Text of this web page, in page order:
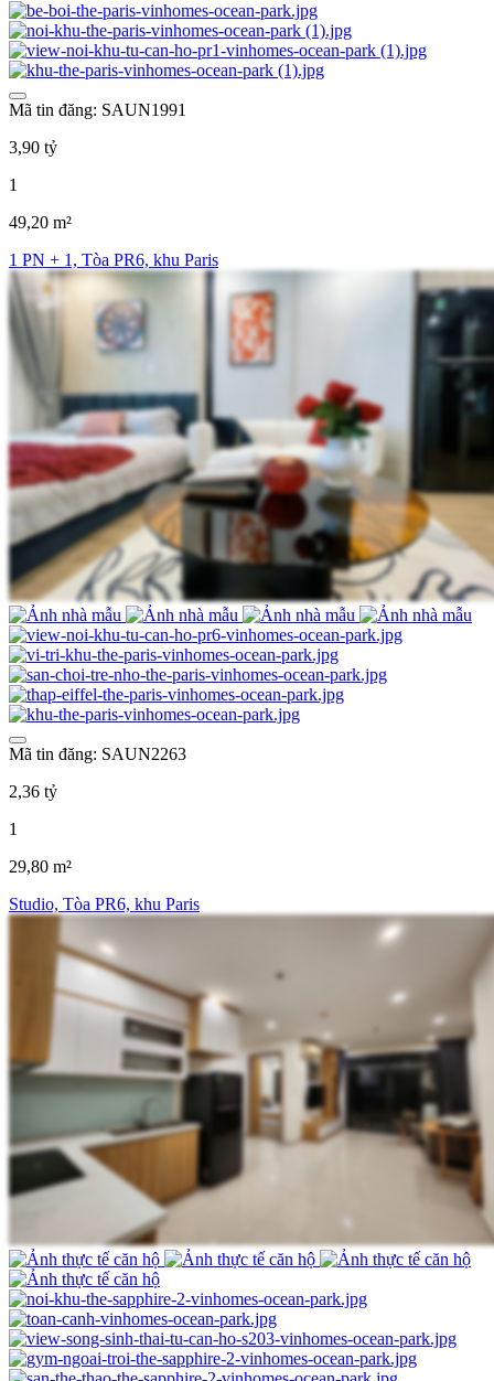
Mã tin đăng: SAUN1991
3,90 tỷ
1
49,20 m²
1 PN + 1, Tòa PR6, khu Paris
Mã tin đăng: SAUN2263
2,36 tỷ
1
29,80 m²
Studio, Tòa PR6, khu Paris